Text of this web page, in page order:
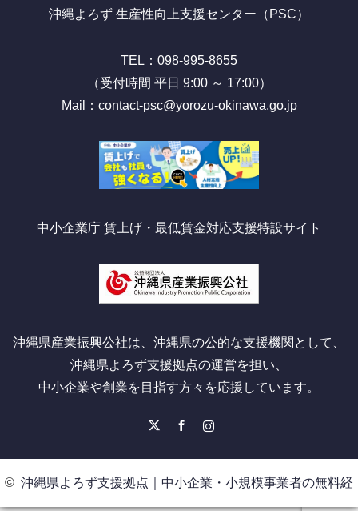
沖縄よろず 生産性向上支援センター（PSC）
TEL：098-995-8655
（受付時間 平日 9:00 ～ 17:00）
Mail：contact-psc@yorozu-okinawa.go.jp
中小企業庁 賃上げ・最低賃金対応支援特設サイト
沖縄県産業振興公社は、沖縄県の公的な支援機関として、
沖縄県よろず支援拠点の運営を担い、
中小企業や創業を目指す方々を応援しています。
© 沖縄県よろず支援拠点｜中小企業・小規模事業者の無料経